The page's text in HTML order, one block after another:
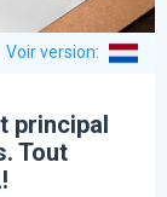
Voir version:
principal
Tout